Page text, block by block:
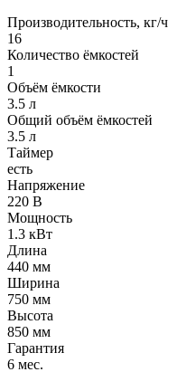
Производительность, кг/ч
16
Количество ёмкостей
1
Объём ёмкости
3.5 л
Общий объём ёмкостей
3.5 л
Таймер
есть
Напряжение
220 В
Мощность
1.3 кВт
Длина
440 мм
Ширина
750 мм
Высота
850 мм
Гарантия
6 мес.